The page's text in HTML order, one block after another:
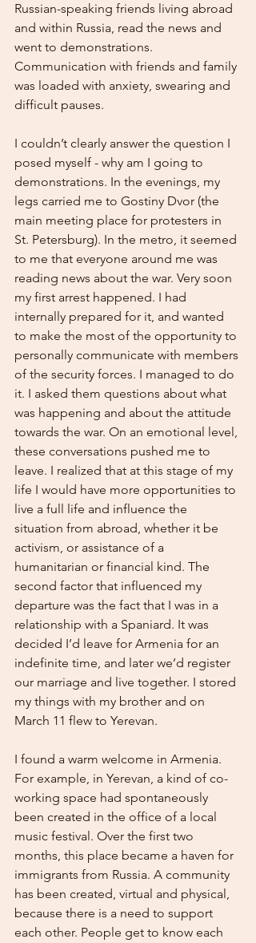
Russian-speaking friends living abroad
and within Russia, read the news and
went to demonstrations.
Communication with friends and family
was loaded with anxiety, swearing and
difficult pauses.
I couldn’t clearly answer the question I
posed myself - why am I going to
demonstrations. In the evenings, my
legs carried me to Gostiny Dvor (the
main meeting place for protesters in
St. Petersburg). In the metro, it seemed
to me that everyone around me was
reading news about the war. Very soon
my first arrest happened. I had
internally prepared for it, and wanted
to make the most of the opportunity to
personally communicate with members
of the security forces. I managed to do
it. I asked them questions about what
was happening and about the attitude
towards the war. On an emotional level,
these conversations pushed me to
leave. I realized that at this stage of my
life I would have more opportunities to
live a full life and influence the
situation from abroad, whether it be
activism, or assistance of a
humanitarian or financial kind. The
second factor that influenced my
departure was the fact that I was in a
relationship with a Spaniard. It was
decided I’d leave for Armenia for an
indefinite time, and later we’d register
our marriage and live together. I stored
my things with my brother and on
March 11 flew to Yerevan.
I found a warm welcome in Armenia.
For example, in Yerevan, a kind of co-
working space had spontaneously
been created in the office of a local
music festival. Over the first two
months, this place became a haven for
immigrants from Russia. A community
has been created, virtual and physical,
because there is a need to support
each other. People get to know each